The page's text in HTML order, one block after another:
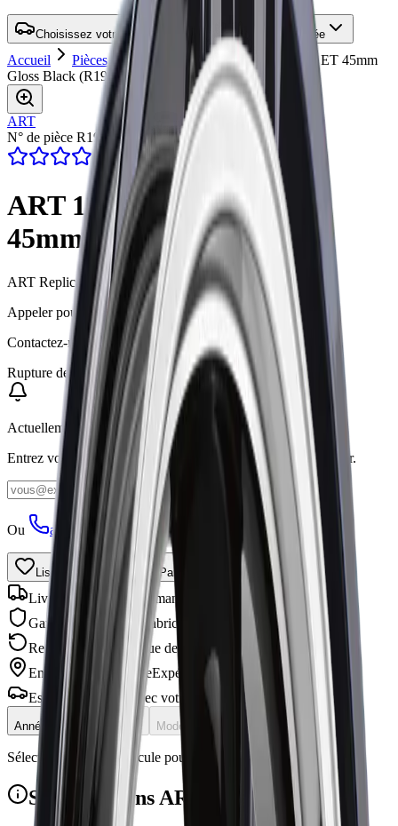
Choisissez votre véhicule pour une compatibilité vérifiée
Accueil Pièces Wheel
ART 193 19X8 5X112 ET 45mm
Gloss Black (R19319001)
ART
N° de pièce R19319001
4.7
(47 avis)
ART 193 19X8 5X112 ET
45mm Gloss Black
ART Replica 193 19X8 5X112 ET 45mm Gloss Black
Appeler pour le prix
Contactez-nous au 1-866-461-2787
pour connaître le prix
Rupture de stock
Actuellement en rupture de stock
Entrez votre courriel et nous vous préviendrons dès son retour.
Ou appelez pour vous renseigner
Liste de souhaits Partager
Livraison gratuiteCommandes de 99 $ et plus
Garantie
Garantie du fabricant
Retours faciles Politique de 30 jours
Entreprise canadienneExpédié partout au Canada
Est-ce compatible avec votre véhicule?
Année Marque Modèle Vérification...
Sélectionnez votre véhicule pour vérifier la compatibilité.
Spécifications ART R19319001